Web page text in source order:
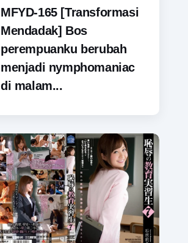
MFYD-165 [Transformasi
Mendadak] Bos
perempuanku berubah
menjadi nymphomaniac
di malam...